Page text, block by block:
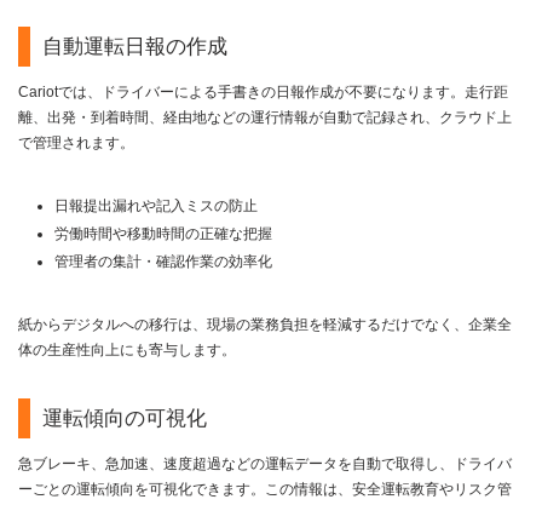
自動運転日報の作成
Cariotでは、ドライバーによる手書きの日報作成が不要になります。走行距
離、出発・到着時間、経由地などの運行情報が自動で記録され、クラウド上
で管理されます。
日報提出漏れや記入ミスの防止
労働時間や移動時間の正確な把握
管理者の集計・確認作業の効率化
紙からデジタルへの移行は、現場の業務負担を軽減するだけでなく、企業全
体の生産性向上にも寄与します。
運転傾向の可視化
急ブレーキ、急加速、速度超過などの運転データを自動で取得し、ドライバ
ーごとの運転傾向を可視化できます。この情報は、安全運転教育やリスク管